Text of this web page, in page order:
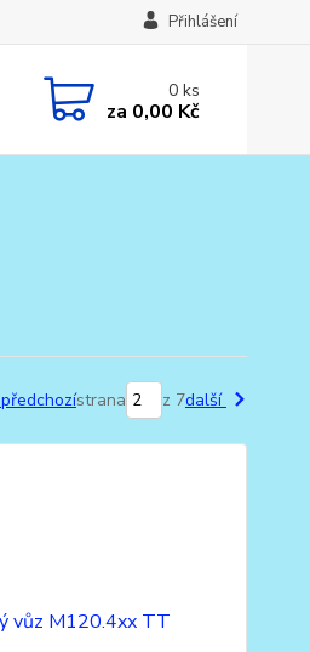
Přihlášení
0ks
za 0,00 Kč
předchozístrana z 7další